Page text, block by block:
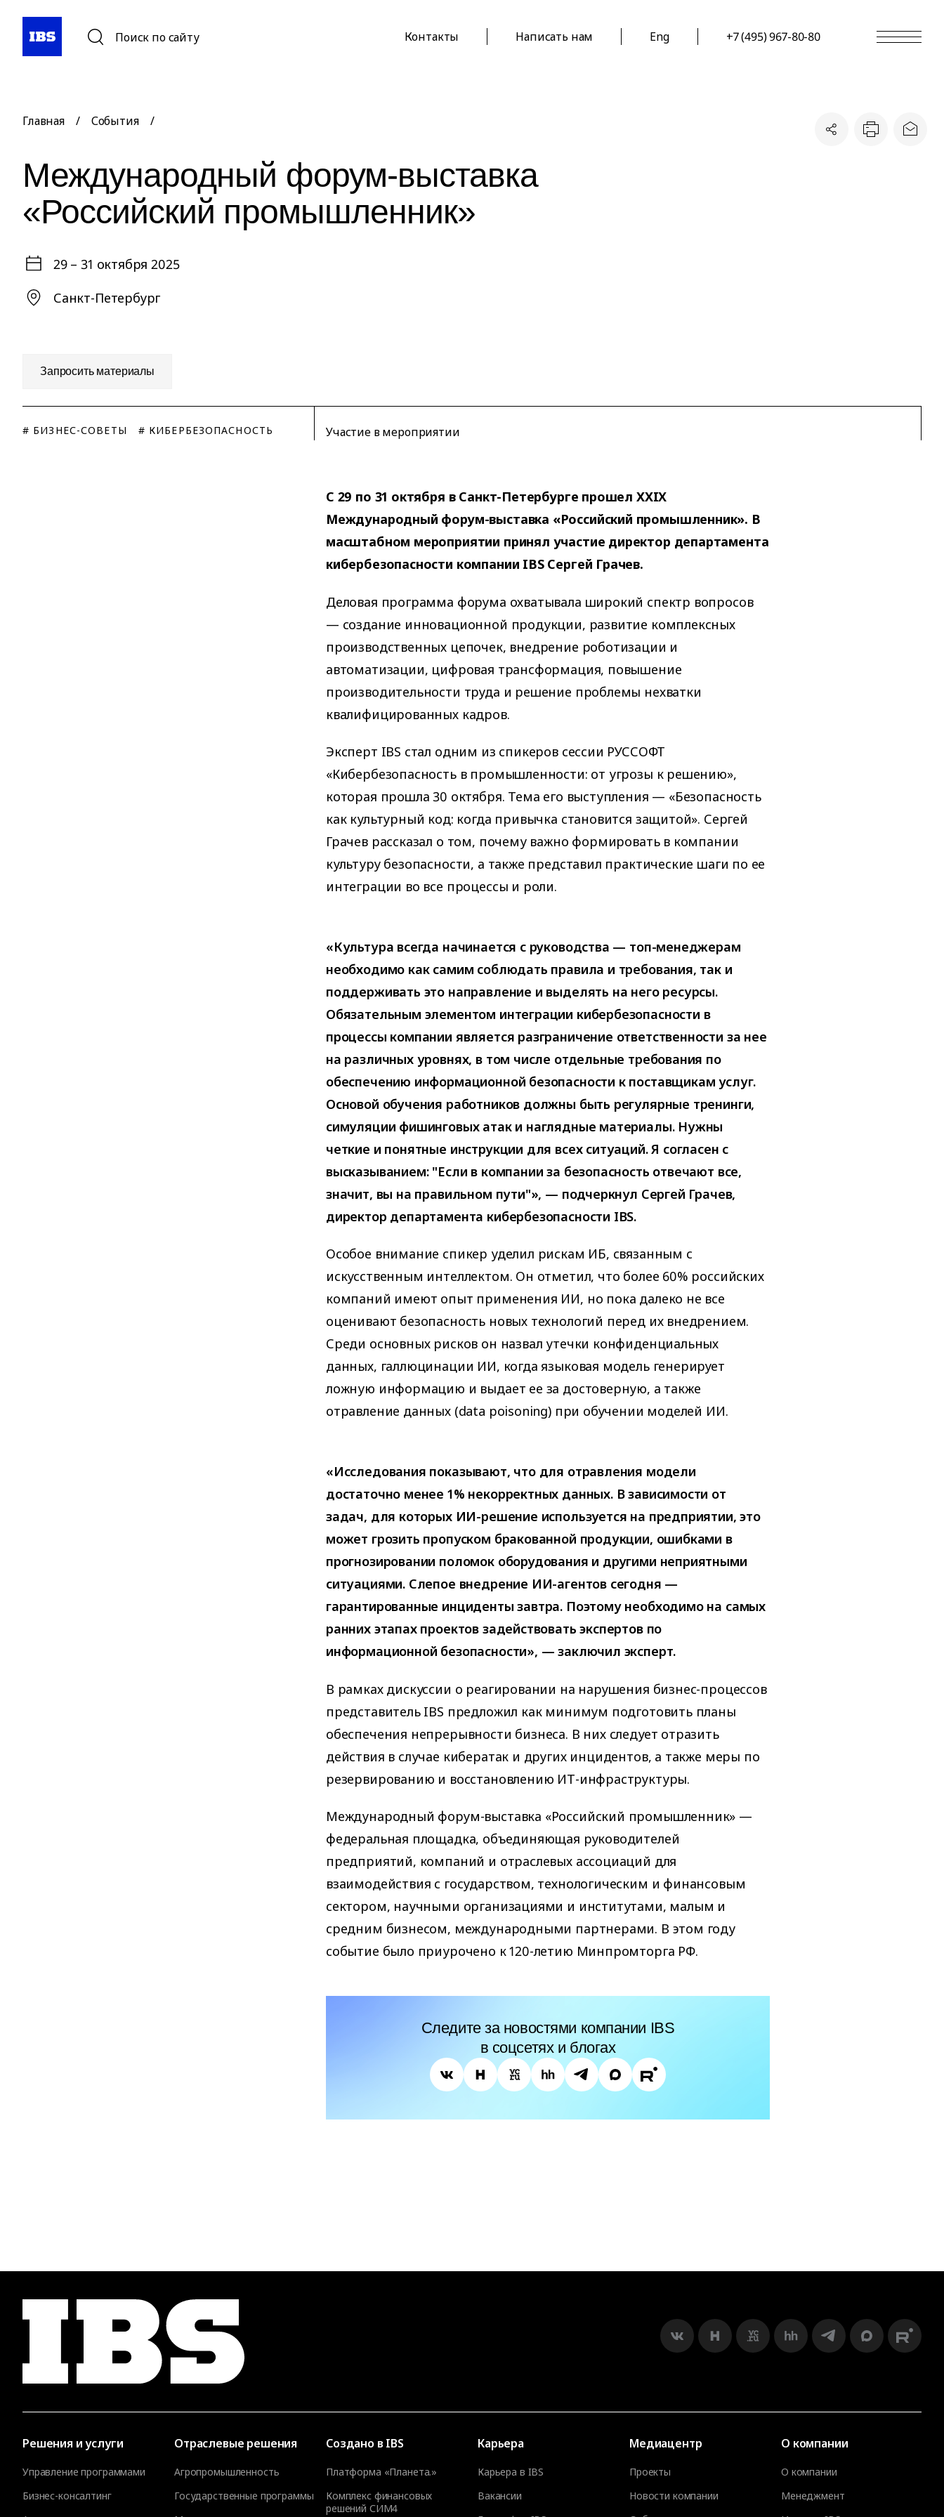
Поиск по сайту Контакты Написать нам Eng +7 (495) 967-80-80
Главная / События /
Международный форум-выставка
«Российский промышленник»
29 – 31 октября 2025
Санкт-Петербург
Запросить материалы
# БИЗНЕС-СОВЕТЫ # КИБЕРБЕЗОПАСНОСТЬ Участие в мероприятии
С 29 по 31 октября в Санкт-Петербурге прошел XXIХ
Международный форум-выставка «Российский промышленник». В
масштабном мероприятии принял участие директор департамента
кибербезопасности компании IBS Сергей Грачев.
Деловая программа форума охватывала широкий спектр вопросов
— создание инновационной продукции, развитие комплексных
производственных цепочек, внедрение роботизации и
автоматизации, цифровая трансформация, повышение
производительности труда и решение проблемы нехватки
квалифицированных кадров.
Эксперт IBS стал одним из спикеров сессии РУССОФТ
«Кибербезопасность в промышленности: от угрозы к решению»,
которая прошла 30 октября. Тема его выступления — «Безопасность
как культурный код: когда привычка становится защитой». Сергей
Грачев рассказал о том, почему важно формировать в компании
культуру безопасности, а также представил практические шаги по ее
интеграции во все процессы и роли.
«Культура всегда начинается с руководства — топ-менеджерам
необходимо как самим соблюдать правила и требования, так и
поддерживать это направление и выделять на него ресурсы.
Обязательным элементом интеграции кибербезопасности в
процессы компании является разграничение ответственности за нее
на различных уровнях, в том числе отдельные требования по
обеспечению информационной безопасности к поставщикам услуг.
Основой обучения работников должны быть регулярные тренинги,
симуляции фишинговых атак и наглядные материалы. Нужны
четкие и понятные инструкции для всех ситуаций. Я согласен с
высказыванием: "Если в компании за безопасность отвечают все,
значит, вы на правильном пути"», — подчеркнул Сергей Грачев,
директор департамента кибербезопасности IBS.
Особое внимание спикер уделил рискам ИБ, связанным с
искусственным интеллектом. Он отметил, что более 60% российских
компаний имеют опыт применения ИИ, но пока далеко не все
оценивают безопасность новых технологий перед их внедрением.
Среди основных рисков он назвал утечки конфиденциальных
данных, галлюцинации ИИ, когда языковая модель генерирует
ложную информацию и выдает ее за достоверную, а также
отравление данных (data poisoning) при обучении моделей ИИ.
«Исследования показывают, что для отравления модели
достаточно менее 1% некорректных данных. В зависимости от
задач, для которых ИИ-решение используется на предприятии, это
может грозить пропуском бракованной продукции, ошибками в
прогнозировании поломок оборудования и другими неприятными
ситуациями. Слепое внедрение ИИ-агентов сегодня —
гарантированные инциденты завтра. Поэтому необходимо на самых
ранних этапах проектов задействовать экспертов по
информационной безопасности», — заключил эксперт.
В рамках дискуссии о реагировании на нарушения бизнес-процессов
представитель IBS предложил как минимум подготовить планы
обеспечения непрерывности бизнеса. В них следует отразить
действия в случае кибератак и других инцидентов, а также меры по
резервированию и восстановлению ИТ-инфраструктуры.
Международный форум-выставка «Российский промышленник» —
федеральная площадка, объединяющая руководителей
предприятий, компаний и отраслевых ассоциаций для
взаимодействия с государством, технологическим и финансовым
сектором, научными организациями и институтами, малым и
средним бизнесом, международными партнерами. В этом году
событие было приурочено к 120-летию Минпромторга РФ.
Следите за новостями компании IBS
в соцсетях и блогах
Решения и услуги
Управление программами
Бизнес-консалтинг
Отраслевые решения
Агропромышленность
Государственные программы
Создано в IBS
Платформа «Планета.»
Комплекс финансовых
решений СИМ4
Карьера
Карьера в IBS
Вакансии
Медиацентр
Проекты
Новости компании
О компании
О компании
Менеджмент